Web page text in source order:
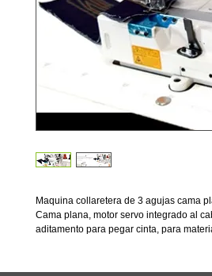
Maquina collaretera de 3 agujas cama
Cama plana, motor servo integrado al
aditamento para pegar cinta, para